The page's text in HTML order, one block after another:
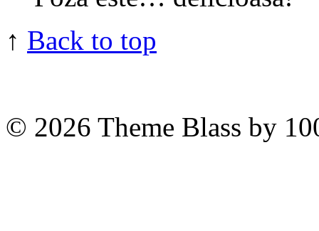
↑ Back to top
© 2026 Theme Blass by